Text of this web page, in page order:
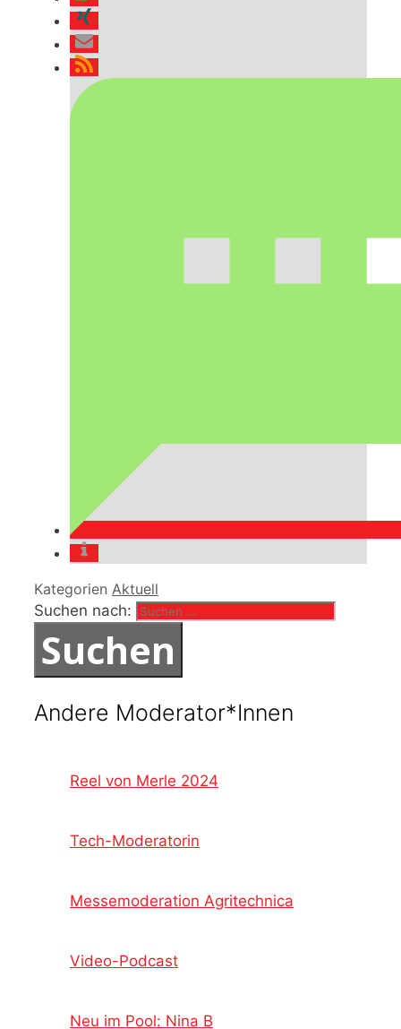
Kategorien Aktuell
Suchen nach:
Andere Moderator*Innen
Reel von Merle 2024
Tech-Moderatorin
Messemoderation Agritechnica
Video-Podcast
Neu im Pool: Nina B